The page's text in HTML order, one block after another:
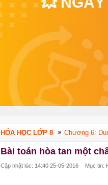
HÓA HỌC LỚP 8 Chương 6:
Bài toán hòa tan một
Cập nhật lúc: 14:40 25-05-2016 Mục tin: